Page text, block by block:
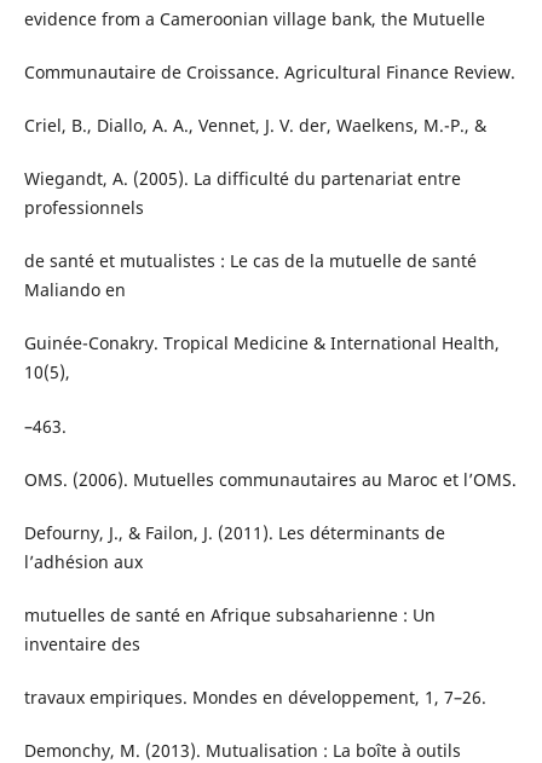
evidence from a Cameroonian village bank, the Mutuelle
Communautaire de Croissance. Agricultural Finance Review.
Criel, B., Diallo, A. A., Vennet, J. V. der, Waelkens, M.-P., &
Wiegandt, A. (2005). La difficulté du partenariat entre
professionnels
de santé et mutualistes : Le cas de la mutuelle de santé
Maliando en
Guinée-Conakry. Tropical Medicine & International Health,
10(5),
–463.
OMS. (2006). Mutuelles communautaires au Maroc et l’OMS.
Defourny, J., & Failon, J. (2011). Les déterminants de
l’adhésion aux
mutuelles de santé en Afrique subsaharienne : Un
inventaire des
travaux empiriques. Mondes en développement, 1, 7–26.
Demonchy, M. (2013). Mutualisation : La boîte à outils